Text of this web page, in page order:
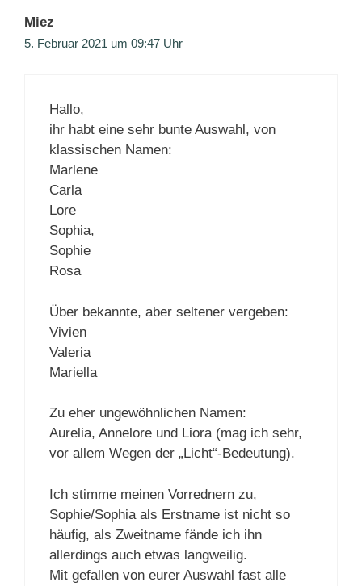
Miez
5. Februar 2021 um 09:47 Uhr
Hallo,
ihr habt eine sehr bunte Auswahl, von
klassischen Namen:
Marlene
Carla
Lore
Sophia,
Sophie
Rosa
Über bekannte, aber seltener vergeben:
Vivien
Valeria
Mariella
Zu eher ungewöhnlichen Namen:
Aurelia, Annelore und Liora (mag ich sehr,
vor allem Wegen der „Licht“-Bedeutung).
Ich stimme meinen Vorrednern zu,
Sophie/Sophia als Erstname ist nicht so
häufig, als Zweitname fände ich ihn
allerdings auch etwas langweilig.
Mit gefallen von eurer Auswahl fast alle